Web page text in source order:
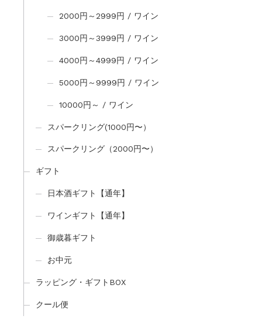
2000円～2999円 / ワイン
3000円～3999円 / ワイン
4000円～4999円 / ワイン
5000円～9999円 / ワイン
10000円～ / ワイン
スパークリング(1000円〜）
スパークリング（2000円〜）
ギフト
日本酒ギフト【通年】
ワインギフト【通年】
御歳暮ギフト
お中元
ラッピング・ギフトBOX
クール便